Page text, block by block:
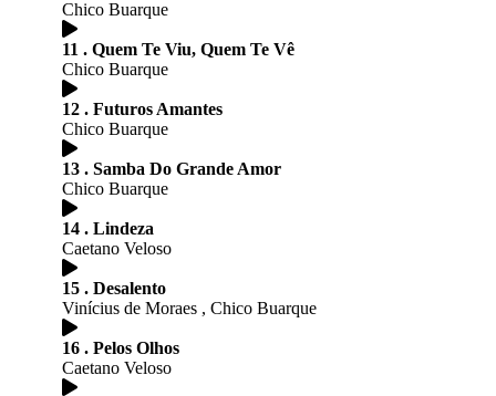
Chico Buarque
11 . Quem Te Viu, Quem Te Vê
Chico Buarque
12 . Futuros Amantes
Chico Buarque
13 . Samba Do Grande Amor
Chico Buarque
14 . Lindeza
Caetano Veloso
15 . Desalento
Vinícius de Moraes , Chico Buarque
16 . Pelos Olhos
Caetano Veloso